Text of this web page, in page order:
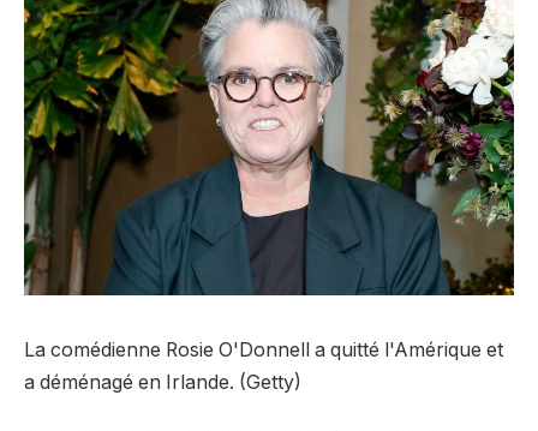
La comédienne Rosie O'Donnell a quitté l'Amérique et
a déménagé en Irlande. (Getty)